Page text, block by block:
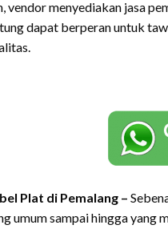
vendor menyediakan jasa
dapat berperan untuk
Plat di Pemalang –
umum sampai hingga